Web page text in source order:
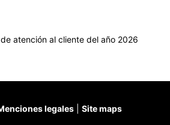
atención al cliente del año 2026
legales Site maps